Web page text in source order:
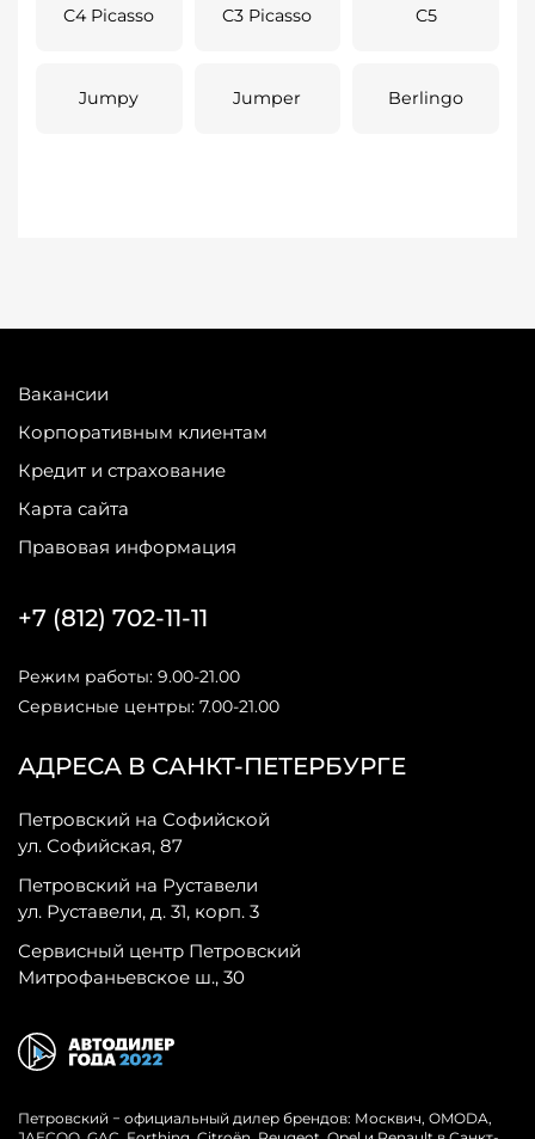
C4 Picasso C3 Picasso C5
Jumpy Jumper Berlingo
Вакансии
Корпоративным клиентам
Кредит и страхование
Карта сайта
Правовая информация
АДРЕСА В САНКТ-ПЕТЕРБУРГЕ
Петровский на Софийской
ул. Софийская, 87
Петровский на Руставели
ул. Руставели, д. 31, корп. 3
Сервисный центр Петровский
Митрофаньевское ш., 30
+7 (812) 702-11-11
Режим работы: 9.00-21.00
Сервисные центры: 7.00-21.00
Петровский − официальный дилер брендов: Москвич, OMODA,